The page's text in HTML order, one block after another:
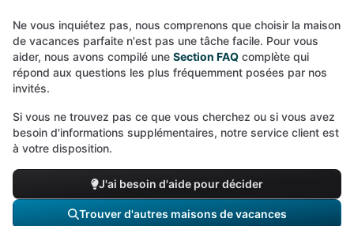
Ne vous inquiétez pas, nous comprenons que choisir la maison
de vacances parfaite n'est pas une tâche facile. Pour vous
aider, nous avons compilé une Section FAQ complète qui
répond aux questions les plus fréquemment posées par nos
invités.
Si vous ne trouvez pas ce que vous cherchez ou si vous avez
besoin d'informations supplémentaires, notre service client est
à votre disposition.
J'ai besoin d'aide pour décider
Trouver d'autres maisons de vacances